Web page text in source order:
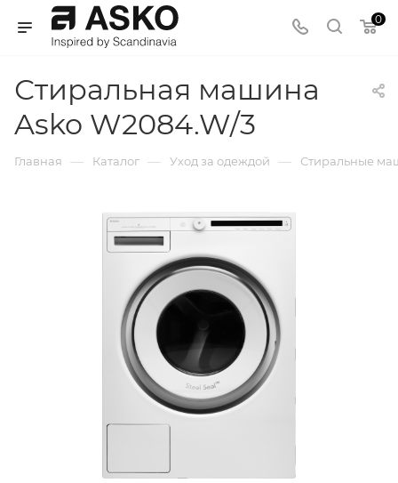
0
Стиральная машина
Asko W2084.W/3
Главная — Каталог — Уход за одеждой — Стиральные